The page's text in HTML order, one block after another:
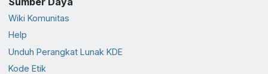
Wiki Komunitas
Help
Unduh Perangkat Lunak KDE
Kode Etik